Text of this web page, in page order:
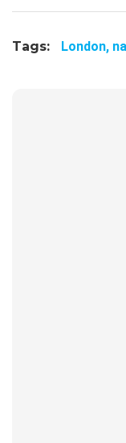
Tags: London,